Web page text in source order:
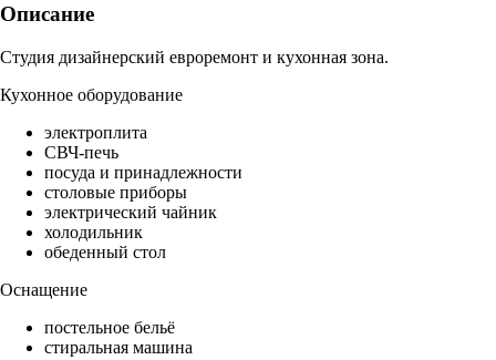
Описание
Студия дизайнерский евроремонт и кухонная зона.
Кухонное оборудование
электроплита
СВЧ-печь
посуда и принадлежности
столовые приборы
электрический чайник
холодильник
обеденный стол
Оснащение
постельное бельё
стиральная машина